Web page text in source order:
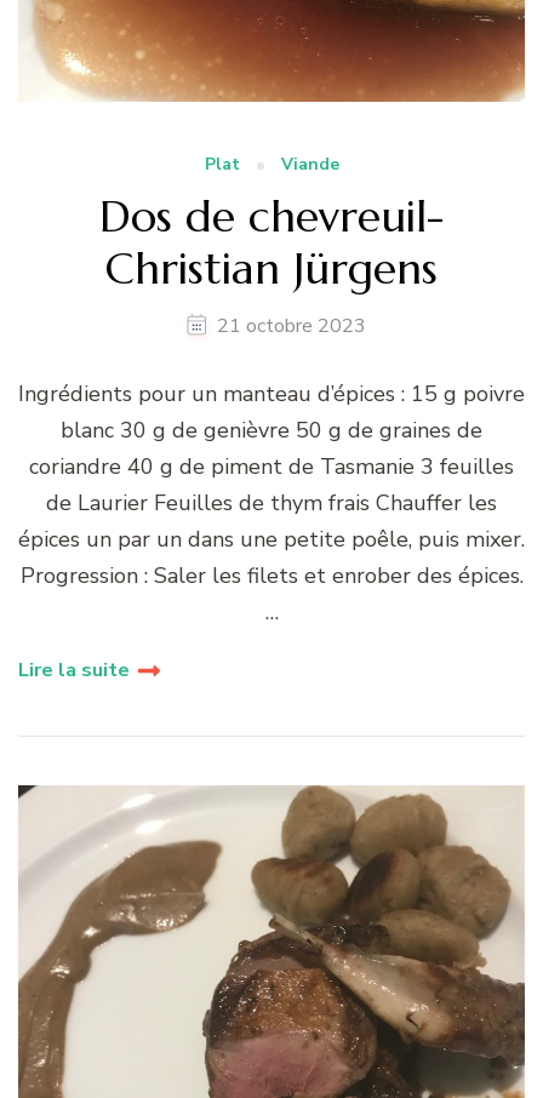
Plat Viande
Dos de chevreuil-
Christian Jürgens
21 octobre 2023
Ingrédients pour un manteau d’épices : 15 g poivre
blanc 30 g de genièvre 50 g de graines de
coriandre 40 g de piment de Tasmanie 3 feuilles
de Laurier Feuilles de thym frais Chauffer les
épices un par un dans une petite poêle, puis mixer.
Progression : Saler les filets et enrober des épices.
…
Lire la suite